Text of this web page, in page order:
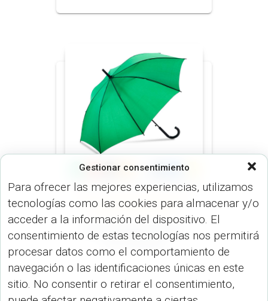
Gestionar consentimiento
Para ofrecer las mejores experiencias, utilizamos
tecnologías como las cookies para almacenar y/o
acceder a la información del dispositivo. El
consentimiento de estas tecnologías nos permitirá
procesar datos como el comportamiento de
navegación o las identificaciones únicas en este
sitio. No consentir o retirar el consentimiento,
MINI 21 PULGADAS (PARAGUAS)
PARAGUAS (PARAGUAS)
Mini paraguas Kenny